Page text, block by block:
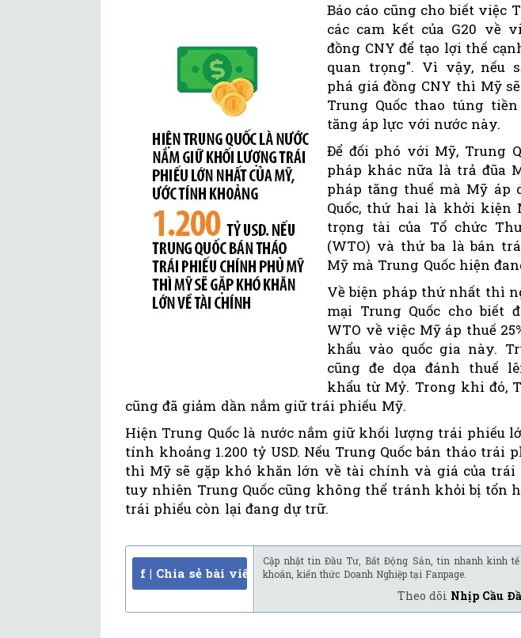
Báo cáo cũng cho biết việc
các cam kết của G20 về
đồng CNY để tạo lợi thế
quan trọng". Vì vậy, nếu
phá giá đồng CNY thì Mỹ
Trung Quốc thao túng
tăng áp lực với nước này.
Để đối phó với Mỹ, Trung
pháp khác nữa là trả đũa
pháp tăng thuế mà Mỹ áp
Quốc, thứ hai là khởi kiện
trọng tài của Tổ chức
(WTO) và thứ ba là bán
Mỹ mà Trung Quốc hiện
Về biện pháp thứ nhất thì
mại Trung Quốc cho biết
WTO về việc Mỹ áp thuế
khẩu vào quốc gia này.
cũng đe dọa đánh thuế
khẩu từ Mỷ. Trong khi đó,
cũng đã giảm dần nắm giữ trái phiếu Mỹ.
Hiện Trung Quốc là nước nắm giữ khối lượng trái phiếu
tính khoảng 1.200 tỷ USD. Nếu Trung Quốc bán tháo trái
thì Mỹ sẽ gặp khó khăn lớn về tài chính và giá của trái
tuy nhiên Trung Quốc cũng không thể tránh khỏi bị tổn
trái phiếu còn lại đang dự trữ.
f | Chia sẻ bài viết
Cập nhật tin Đầu Tư, Bất Động Sản, tin nhanh kinh
khoán, kiến thức Doanh Nghiệp tại Fanpage.
Theo dõi Nhịp Cầu